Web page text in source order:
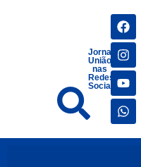
Jornais
União
nas
Redes
Sociais